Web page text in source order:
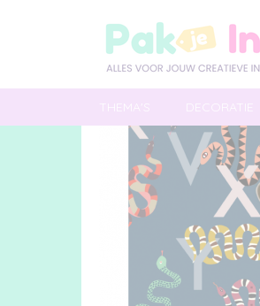
THEMA'S DECORATIE